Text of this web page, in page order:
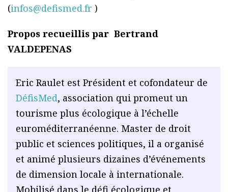
(infos@defismed.fr )
Propos recueillis par Bertrand
VALDEPENAS
Eric Raulet est Président et cofondateur de
DéfisMed, association qui promeut un
tourisme plus écologique à l’échelle
euroméditerranéenne. Master de droit
public et sciences politiques, il a organisé
et animé plusieurs dizaines d’événements
de dimension locale à internationale.
Mobilisé dans le défi écologique et